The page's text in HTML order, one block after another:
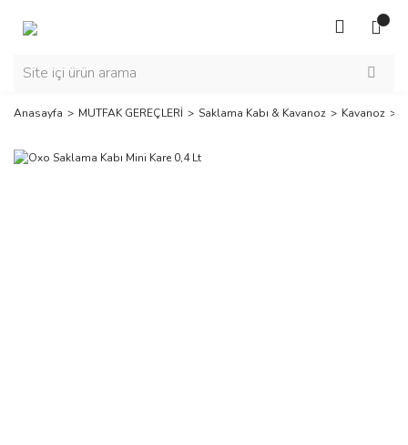
Anasayfa MUTFAK GEREÇLERİ Saklama Kabı & Kavanoz Kavanoz